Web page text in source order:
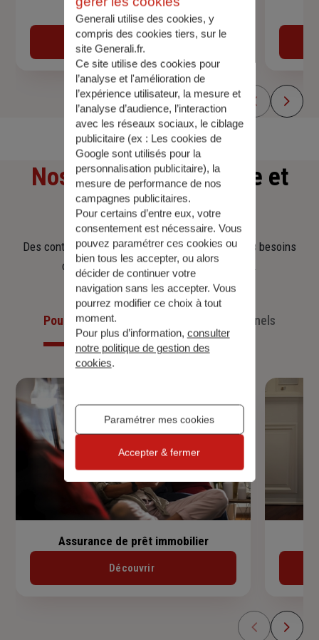
Devis assurance auto
Obtenir une estimation
Nos offresd'assurance et
d'épargne
Des contrats clairs et flexibles pour sécuriser vos besoins
d’aujourd’hui et anticiper ceux de demain.
Pour les particuliers Pour les professionnels
Assurance de prêt immobilier
Découvrir
Generali utilise des cookies, y
compris des cookies tiers, sur le
site Generali.fr.
Ce site utilise des cookies pour
l’analyse et l'amélioration de
l’expérience utilisateur, la mesure et
l’analyse d’audience, l’interaction
avec les réseaux sociaux, le ciblage
publicitaire (ex : Les cookies de
Google sont utilisés pour la
personnalisation publicitaire), la
mesure de performance de nos
campagnes publicitaires.
Pour certains d’entre eux, votre
consentement est nécessaire. Vous
pouvez paramétrer ces cookies ou
bien tous les accepter, ou alors
décider de continuer votre
navigation sans les accepter. Vous
pourrez modifier ce choix à tout
moment.
Pour plus d’information, consulter
notre politique de gestion des
cookies.
Paramétrer mes cookies
Accepter & fermer